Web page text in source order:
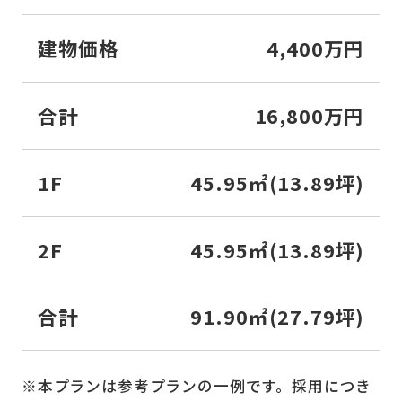
建物価格 4,400万円
合計 16,800万円
1F 45.95㎡(13.89坪)
2F 45.95㎡(13.89坪)
合計 91.90㎡(27.79坪)
※本プランは参考プランの一例です。採用につき